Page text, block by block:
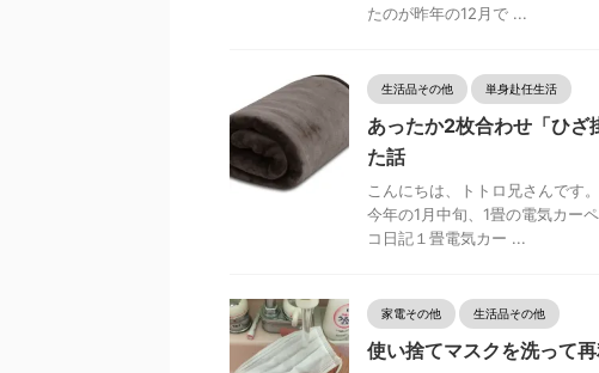
たのが昨年の12月で ...
生活品その他 単身赴任生活
あったか2枚合わせ「ひざ
た話
こんにちは、トトロ兄さんです
今年の1月中旬、1畳の電気カー
コ日記１畳電気カー ...
家電その他 生活品その他
使い捨てマスクを洗って